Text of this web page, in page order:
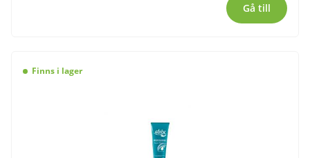
Gå till
Finns i lager